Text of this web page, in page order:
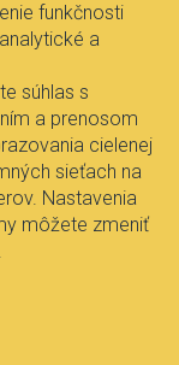
funkčnosti
a
súhlas s
a prenosom
cielenej
sieťach na
Nastavenia
môžete zmeniť